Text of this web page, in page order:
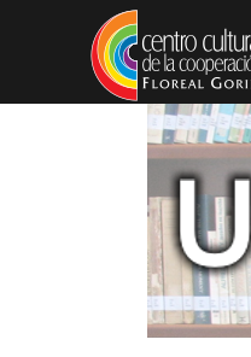
Pasar al contenido principal